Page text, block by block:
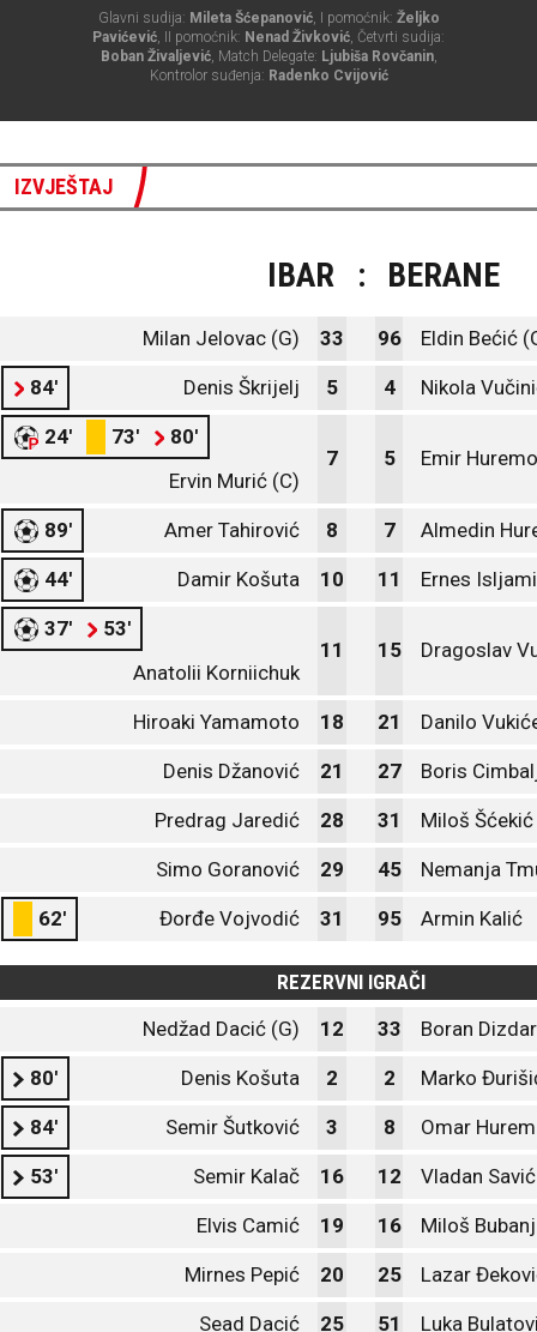
Glavni sudija: Mileta Šćepanović, I pomoćnik: Željko
Pavićević, II pomoćnik: Nenad Živković, Četvrti sudija:
Boban Živaljević, Match Delegate: Ljubiša Rovčanin,
Kontrolor suđenja: Radenko Cvijović
IZVJEŠTAJ
IBAR : BERANE
Milan Jelovac (G) 33 96 Eldin Bećić
84' Denis Škrijelj 5 4 Nikola
24' 73'
80'
Ervin Murić (C)
7 5 Emir
89' Amer Tahirović 8 7 Almedin
44' Damir Košuta 10 11 Ernes Isljami
37'
53'
Anatolii Korniichuk
11 15 Dragoslav
Hiroaki Yamamoto 18 21 Danilo
Denis Džanović 21 27 Boris
Predrag Jaredić 28 31 Miloš Šćekić
Simo Goranović 29 45 Nemanja
62' Đorđe Vojvodić 31 95 Armin Kalić
REZERVNI IGRAČI
Nedžad Dacić (G)
12 33 Boran
80' Denis Košuta 2 2 Marko
84' Semir Šutković 3 8 Omar
53' Semir Kalač 16 12 Vladan Savić
Elvis Camić 19 16 Miloš
Mirnes Pepić 20 25 Lazar
Sead Dacić 25 51 Luka